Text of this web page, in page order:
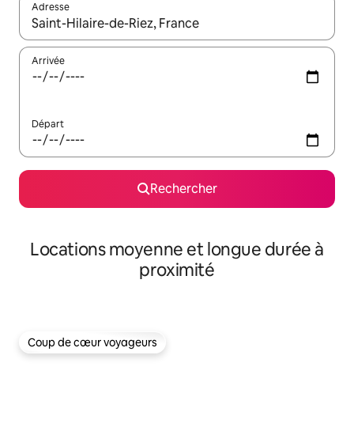
Adresse
Lorsque les résultats s'affichent, utilisez les flèches vers le
Arrivée
Départ
Rechercher
Locations moyenne et longue durée à
proximité
Coup de cœur voyageurs
Coup de cœur voyageurs